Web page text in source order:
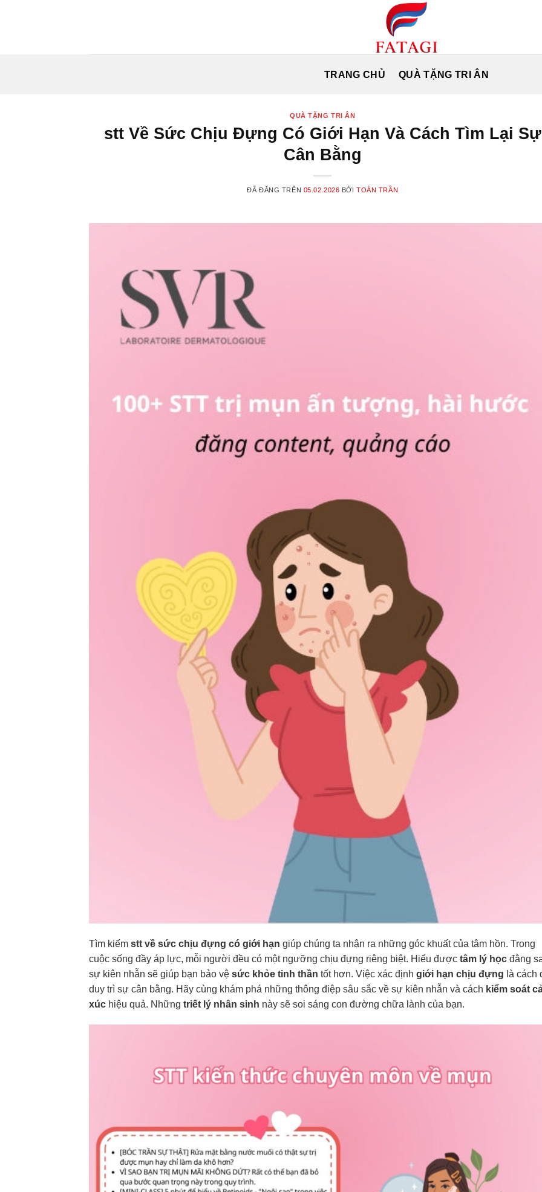
TRANG CHỦ QUÀ TẶNG TRI ÂN
QUÀ TẶNG TRI ÂN
stt Về Sức Chịu Đựng Có Giới Hạn Và Cách Tìm Lại Sự
Cân Bằng
ĐÃ ĐĂNG TRÊN 05.02.2026 BỞITOÀN TRẦN
Tìm kiếm stt về sức chịu đựng có giới hạn giúp chúng ta nhận ra những góc khuất của tâm hồn. Trong
cuộc sống đầy áp lực, mỗi người đều có một ngưỡng chịu đựng riêng biệt. Hiểu được tâm lý học đằng
sự kiên nhẫn sẽ giúp bạn bảo vệ sức khỏe tinh thần tốt hơn. Việc xác định giới hạn chịu đựng là cách
duy trì sự cân bằng. Hãy cùng khám phá những thông điệp sâu sắc về sự kiên nhẫn và cách kiểm soát
xúc hiệu quả. Những triết lý nhân sinh này sẽ soi sáng con đường chữa lành của bạn.